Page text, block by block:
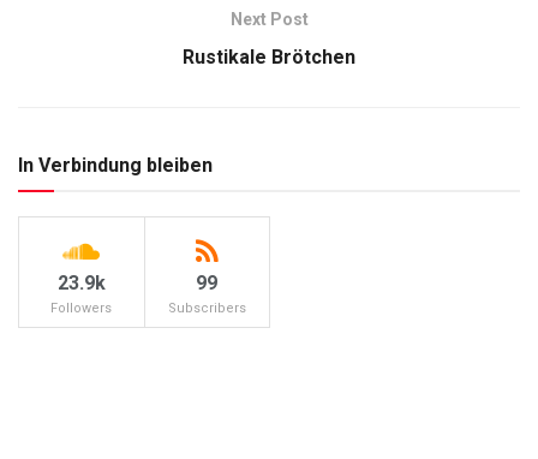
Next Post
Rustikale Brötchen
In Verbindung bleiben
23.9k
Followers
99
Subscribers